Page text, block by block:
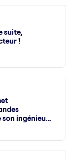
suite,
!
ingénieur